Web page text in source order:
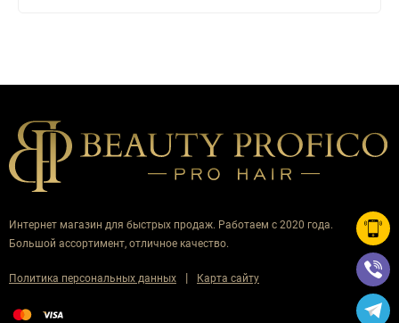
Интернет магазин для быстрых продаж. Работаем с 2020 года.
Большой ассортимент, отличное качество.
Политика персональных данных | Карта сайту